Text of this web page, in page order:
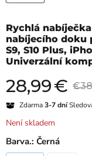
Rychlá
nabíjecího doku
S9, S10 Plus,
Univerzální
Aktuální cena
28,99€
Zdarma3-7 dní
Není skladem
Barva.: Černá